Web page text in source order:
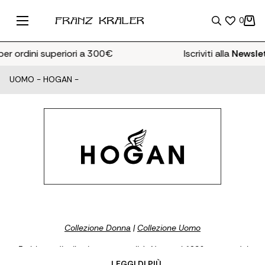
0
ordini superiori a 300€ Iscriviti alla
UOMO - HOGAN -
Collezione Donna |Collezione Uomo
Emblema di stile, ricerca e qualità. Nato nel 1986 e parte del
gruppo Tod’s, Hogan, attraverso la sua visione innovativa,